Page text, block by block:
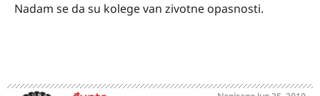
Nadam se da su kolege van zivotne opasnosti.